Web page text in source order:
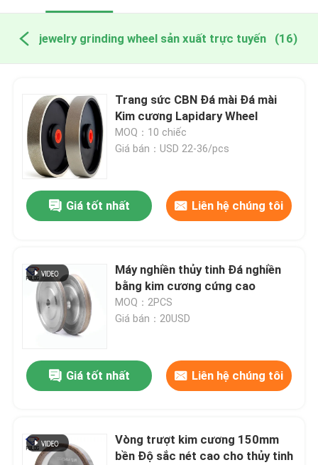
jewelry grinding wheel sản xuất trực tuyến (16)
Trang sức CBN Đá mài Đá mài
Kim cương Lapidary Wheel
MOQ：10 chiếc
Giá bán：USD 22-36/pcs
Giá tốt nhất Liên hệ chúng tôi
Máy nghiền thủy tinh Đá nghiền
bằng kim cương cứng cao
MOQ：2PCS
Giá bán：20USD
Giá tốt nhất Liên hệ chúng tôi
Vòng trượt kim cương 150mm
bền Độ sắc nét cao cho thủy tinh